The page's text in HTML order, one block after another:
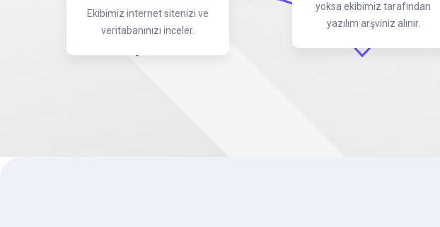
Ekibimiz internet sitenizi ve
veritabanınızı inceler.
yoksa ekibimiz tarafından
yazılım arşviniz alınır.